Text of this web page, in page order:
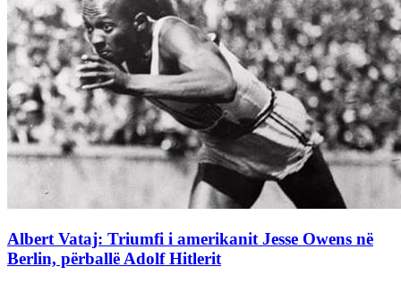
Albert Vataj: Triumfi i amerikanit Jesse Owens në
Berlin, përballë Adolf Hitlerit